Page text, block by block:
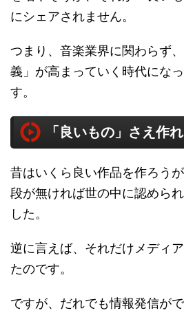
にシェアされません。
つまり、音楽業界に関わらず
義」が高まっていく時代にな
す。
「良いもの」さえ作
昔はいくら良い作品を作ろう
段が無ければ世の中に認めら
した。
逆に言えば、それだけメディ
たのです。
ですが、だれでも情報発信が